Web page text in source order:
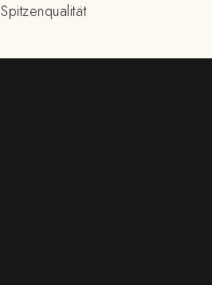
Spitzenqualität